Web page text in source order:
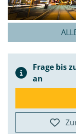
Frage bis
an